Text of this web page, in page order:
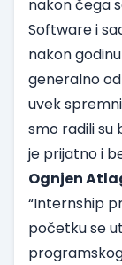
nakon čega
Software i
nakon
generalno
uvek
smo radili su
je prijatno i
Ognjen
“Internship
početku se